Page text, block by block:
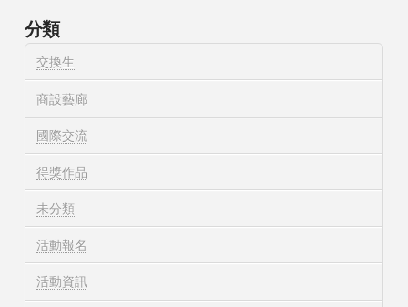
分類
交換生
商設藝廊
國際交流
得獎作品
未分類
活動報名
活動資訊